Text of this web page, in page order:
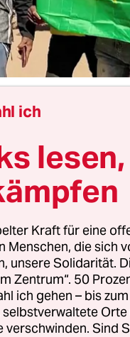
Meuternde
später tritt
geschätzter
jubelnde
2020 war es Mali,
ist es Burkina
kürzer, die
ich
Kraft für eine
Menschen, die sich
unsere Solidarität.
Zentrum“. 50
ich gehen – bis
selbstverwaltete
verschwinden. Sind